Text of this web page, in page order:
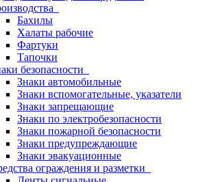
Бахилы
Халаты рабочие
Фартуки
Тапочки
безопасности
Знаки автомобильные
Знаки вспомогательные, указатели
Знаки запрещающие
Знаки по электробезопасности
Знаки пожарной безопасности
Знаки предупреждающие
Знаки эвакуационные
ограждения и разметки